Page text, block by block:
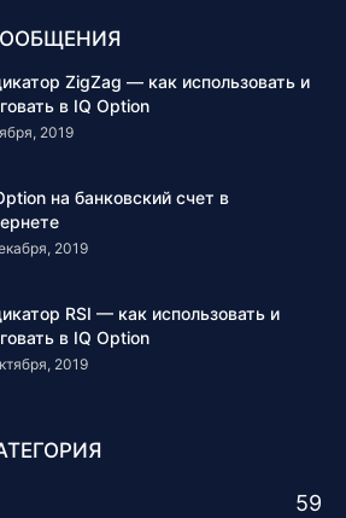
ZigZag — как использовать и
в IQ Option
2019
на банковский счет в
2019
RSI — как использовать и
в IQ Option
2019
59